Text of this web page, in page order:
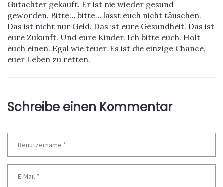
Gutachter gekauft. Er ist nie wieder gesund
geworden. Bitte… bitte… lasst euch nicht täuschen.
Das ist nicht nur Geld. Das ist eure Gesundheit. Das ist
eure Zukunft. Und eure Kinder. Ich bitte euch. Holt
euch einen. Egal wie teuer. Es ist die einzige Chance,
euer Leben zu retten.
Schreibe einen Kommentar